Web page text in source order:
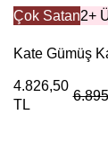
Çok Satan2+
Kate Gümüş
4.826,50
TL